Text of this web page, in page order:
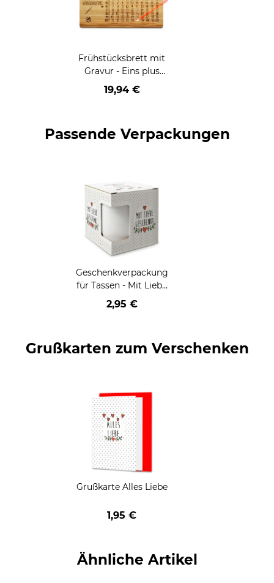
Frühstücksbrett mit
Gravur - Eins plus
Eins - mit Name
personalisierbar
19,94 €
Passende Verpackungen
Geschenkverpackung
für Tassen - Mit Liebe
geschenkt
2,95 €
Grußkarten zum Verschenken
Grußkarte Alles Liebe
1,95 €
Ähnliche Artikel